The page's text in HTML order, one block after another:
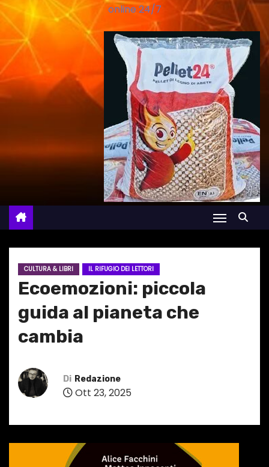
online 24/7
CULTURA & LIBRI IL RIFUGIO DEI LETTORI
Ecoemozioni: piccola
guida al pianeta che
cambia
Di Redazione
Ott 23, 2025